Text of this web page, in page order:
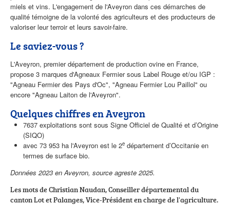
miels et vins. L'engagement de l'Aveyron dans ces démarches de
qualité témoigne de la volonté des agriculteurs et des producteurs de
valoriser leur terroir et leurs savoir-faire.
Le saviez-vous ?
L'Aveyron, premier département de production ovine en France,
propose 3 marques d'Agneaux Fermier sous Label Rouge et/ou IGP :
"Agneau Fermier des Pays d'Oc", "Agneau Fermier Lou Paillol" ou
encore "Agneau Laiton de l'Aveyron".
Quelques chiffres en Aveyron
7637 exploitations sont sous Signe Officiel de Qualité et d’Origine
(SIQO)
avec 73 953 ha l'Aveyron est le 2e département d’Occitanie en
termes de surface bio.
Données 2023 en Aveyron, source agreste 2025.
Les mots de Christian Naudan, Conseiller départemental du
canton Lot et Palanges, Vice-Président en charge de l'agriculture.